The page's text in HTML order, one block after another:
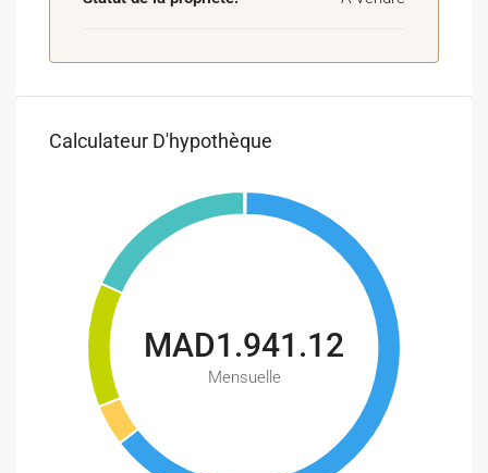
Calculateur D'hypothèque
MAD1.941.12
Mensuelle